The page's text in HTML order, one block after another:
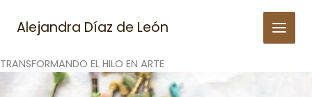
Alejandra Díaz de León
TRANSFORMANDO EL HILO EN ARTE